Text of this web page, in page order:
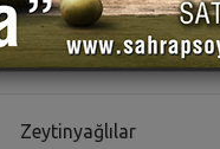
Zeytinyağlılar